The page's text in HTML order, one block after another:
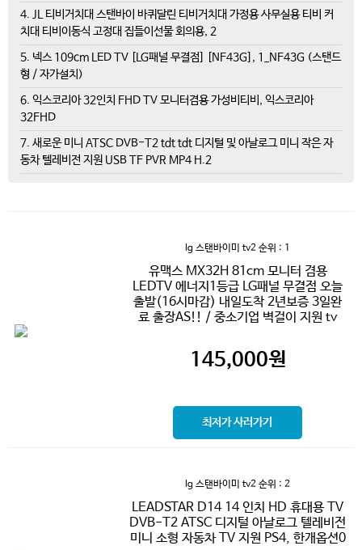
4. JL 티비거치대 스탠바이 바퀴달린 티비거치대 가정용 사무실용 티비 커
치대 티비이동식 고정대 집들이선물 회의용, 2
5. 넥스 109cm LED TV [LG패널 무결점] [NF43G], 1_NF43G (스탠드
형 / 자가설치)
6. 익스코리아 32인치 FHD TV 모니터겸용 가성비티비, 익스코리아
32FHD
7. 새로운 미니 ATSC DVB-T2 tdt tdt 디지털 및 아날로그 미니 작은 자
동차 텔레비전 지원 USB TF PVR MP4 H.2
lg 스탠바이미 tv2 순위 : 1
유맥스 MX32H 81cm 모니터 겸용
LEDTV 에너지1등급 LG패널 무결점 오늘
출발(16시마감) 내일도착 2년보증 3일완
료 출장AS!! / 중소기업 벽걸이 지원 tv
145,000원
최저가 사러가기
lg 스탠바이미 tv2 순위 : 2
LEADSTAR D14 14 인치 HD 휴대용 TV
DVB-T2 ATSC 디지털 아날로그 텔레비전
미니 소형 자동차 TV 지원 PS4, 한개옵션0